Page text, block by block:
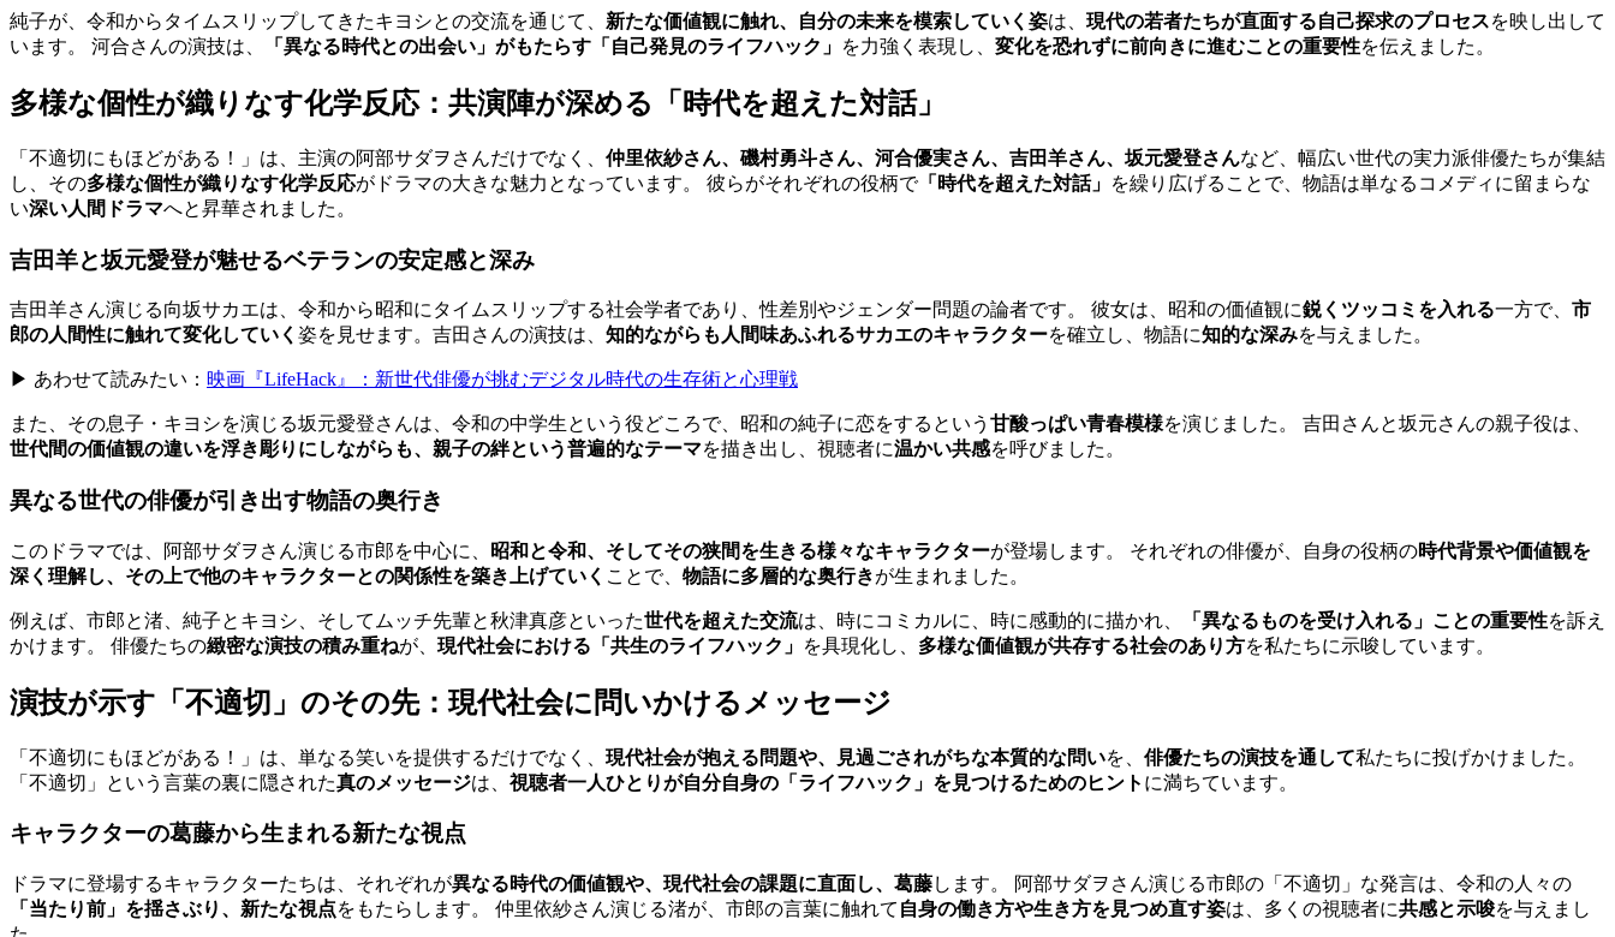
純子が、令和からタイムスリップしてきたキヨシとの交流を通じて、 新たな価値観に触れ、自分の未来を模索していく姿は、 現代の若者たちが直面する自己探求のプロセスを映し出して
います。 河合さんの演技は、
「異なる時代との出会い」がもたらす「自己発見のライフハック」 を力強く表現し、 変化を恐れずに前向きに進むことの重要性を伝えました。
多様な個性が織りなす化学反応：共演陣が深める「時代を超えた対話」
「不適切にもほどがある！」は、主演の阿部サダヲさんだけでなく、 仲里依紗さん、磯村勇斗さん、河合優実さん、吉田羊さん、坂元愛登さんなど、幅広い世代の実力派俳優たちが集結
し、その多様な個性が織りなす化学反応がドラマの大きな魅力となっています。 彼らがそれぞれの役柄で「時代を超えた対話」 を繰り広げることで、物語は単なるコメディに留まらな
い深い人間ドラマへと昇華されました。
吉田羊と坂元愛登が魅せるベテランの安定感と深み
吉田羊さん演じる向坂サカエは、令和から昭和にタイムスリップする社会学者であり、性差別やジェンダー問題の論者です。 彼女は、昭和の価値観に鋭くツッコミを入れる一方で、 市
郎の人間性に触れて変化していく 姿を見せます。吉田さんの演技は、 知的ながらも人間味あふれるサカエのキャラクターを確立し、物語に知的な深みを与えました。
▶ あわせて読みたい： 映画『LifeHack』：新世代俳優が挑むデジタル時代の生存術と心理戦
また、その息子・キヨシを演じる坂元愛登さんは、令和の中学生という役どころで、昭和の純子に恋をするという 甘酸っぱい青春模様を演じました。 吉田さんと坂元さんの親子役は、
世代間の価値観の違いを浮き彫りにしながらも、親子の絆という普遍的なテーマを描き出し、視聴者に温かい共感を呼びました。
異なる世代の俳優が引き出す物語の奥行き
このドラマでは、阿部サダヲさん演じる市郎を中心に、 昭和と令和、そしてその狭間を生きる様々なキャラクターが登場します。 それぞれの俳優が、自身の役柄の時代背景や価値観を
深く理解し、その上で他のキャラクターとの関係性を築き上げていく ことで、 物語に多層的な奥行きが生まれました。
例えば、市郎と渚、純子とキヨシ、そしてムッチ先輩と秋津真彦といった世代を超えた交流は、時にコミカルに、時に感動的に描かれ、 「異なるものを受け入れる」ことの重要性を訴え
かけます。 俳優たちの緻密な演技の積み重ねが、 現代社会における「共生のライフハック」 を具現化し、 多様な価値観が共存する社会のあり方を私たちに示唆しています。
演技が示す「不適切」のその先：現代社会に問いかけるメッセージ
「不適切にもほどがある！」は、単なる笑いを提供するだけでなく、 現代社会が抱える問題や、見過ごされがちな本質的な問いを、 俳優たちの演技を通して私たちに投げかけました。
「不適切」という言葉の裏に隠された真のメッセージは、 視聴者一人ひとりが自分自身の「ライフハック」を見つけるためのヒント に満ちています。
キャラクターの葛藤から生まれる新たな視点
ドラマに登場するキャラクターたちは、それぞれが異なる時代の価値観や、現代社会の課題に直面し、葛藤します。 阿部サダヲさん演じる市郎の「不適切」な発言は、令和の人々の
「当たり前」を揺さぶり、新たな視点をもたらします。 仲里依紗さん演じる渚が、市郎の言葉に触れて 自身の働き方や生き方を見つめ直す姿は、多くの視聴者に共感と示唆を与えまし